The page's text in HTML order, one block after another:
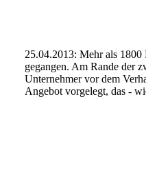
25.04.2013: Mehr als
gegangen. Am Rande der
Unternehmer vor dem
Angebot vorgelegt, das -